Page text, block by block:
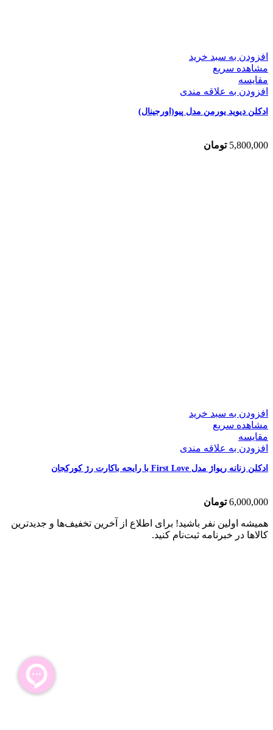
افزودن به سبد خرید
مشاهده سریع
مقایسه
افزودن به علاقه مندی
ادکلن دیوید یورمن مدل پیو(اورجینال)
5,800,000 تومان
افزودن به سبد خرید
مشاهده سریع
مقایسه
افزودن به علاقه مندی
ادکلن زنانه ریواژ مدل First Love با رایحه باکارت رژ کورکجان
6,000,000 تومان
همیشه اولین نفر باشید! برای اطلاع از آخرین تخفیف‌ها و جدیدترین
کالاها در خبرنامه ثبت‌نام کنید.